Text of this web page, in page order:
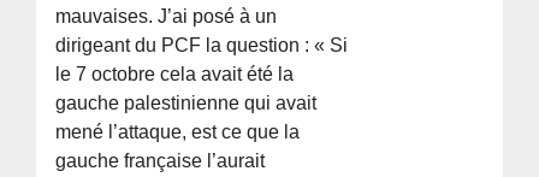
mauvaises. J’ai posé à un
dirigeant du PCF la question : « Si
le 7 octobre cela avait été la
gauche palestinienne qui avait
mené l’attaque, est ce que la
gauche française l’aurait